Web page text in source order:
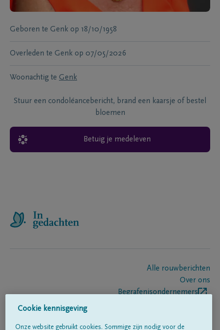
Geboren te Genk op 18/10/1958
Overleden te Genk op 07/05/2026
Woonachtig te Genk
Stuur een condoléancebericht, brand een kaarsje of bestel
bloemen
Betuig je medeleven
Alle rouwberichten
Over ons
Begrafenisondernemers
Cookie kennisgeving
Onze website gebruikt cookies. Sommige zijn nodig voor de